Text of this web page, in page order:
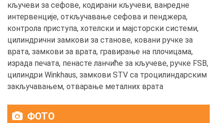
кључеви за сефове, кодирани кључеви, ванредне
интервенције, откључавање сефова и пенджера,
контрола приступа, хотелски и мајсторски системи,
цилиндрични замкови за станове, ковани ручке за
врата, замкови за врата, гравирање на плочицама,
израда печата, пенасте ланчиће за кључеве, ручке FSB,
цилиндри Winkhaus, замкови STV са троцилиндарским
закључавањем, отварање металних врата
ФОТО